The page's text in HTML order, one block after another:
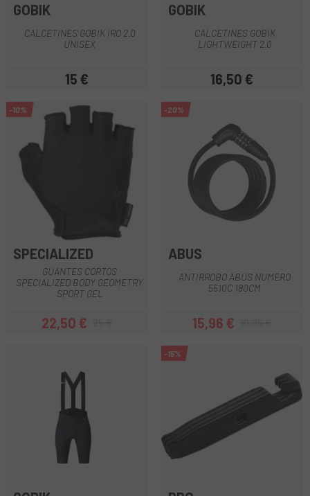
GOBIK
CALCETINES GOBIK IRO 2.0
UNISEX
Precio
15 €
GOBIK
CALCETINES GOBIK
LIGHTWEIGHT 2.0
Precio
16,50 €
-10%
SPECIALIZED
GUANTES CORTOS
SPECIALIZED BODY GEOMETRY
SPORT GEL
Precio
22,50 €Precio regular
-20%
ABUS
ANTIRROBO ABUS NUMERO
5510C 180CM
Precio
15,96 €Precio regular
-15%